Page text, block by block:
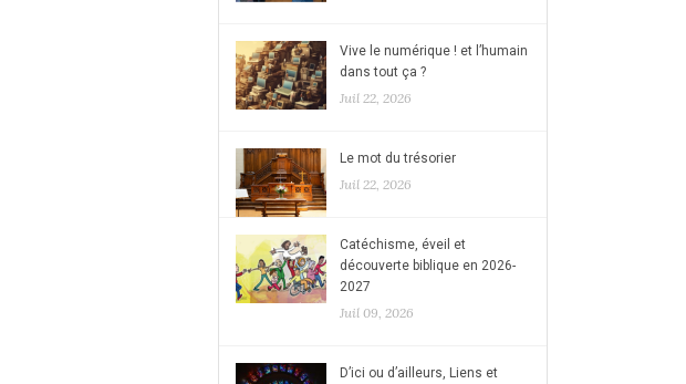
Vive le numérique ! et l’humain
dans tout ça ?
Juil 22, 2026
Le mot du trésorier
Juil 22, 2026
Catéchisme, éveil et
découverte biblique en 2026-
2027
Juil 09, 2026
D’ici ou d’ailleurs, Liens et